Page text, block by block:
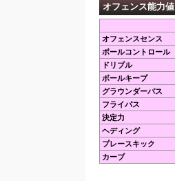
オフェンス能力値
オフェンスセンス
ボールコントロール
ドリブル
ボールキープ
グラウンダーパス
フライパス
決定力
ヘディング
プレースキック
カーブ